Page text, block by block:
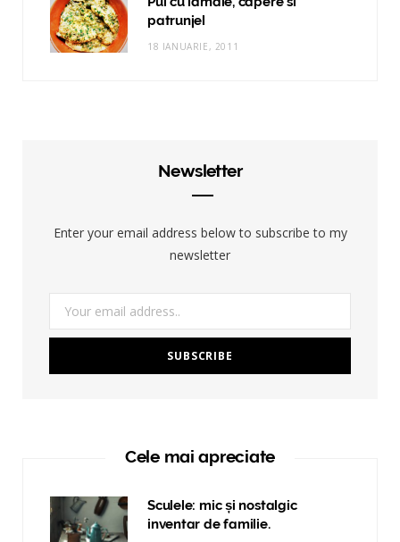
patrunjel
18 IANUARIE, 2011
Newsletter
Enter your email address below to subscribe to my
newsletter
Cele mai apreciate
Sculele: mic și nostalgic
inventar de familie.